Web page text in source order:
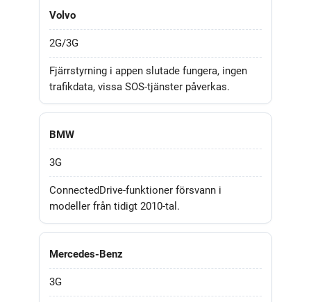
Volvo
2G/3G
Fjärrstyrning i appen slutade fungera, ingen
trafikdata, vissa SOS-tjänster påverkas.
BMW
3G
ConnectedDrive-funktioner försvann i
modeller från tidigt 2010-tal.
Mercedes-Benz
3G